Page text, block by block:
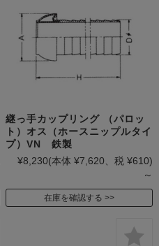
継っ手カップリング （パロッ
ト）オス（ホースニップルタイ
プ）VN 鉄製
¥8,230(本体 ¥7,620、税 ¥610)
～
在庫を確認する